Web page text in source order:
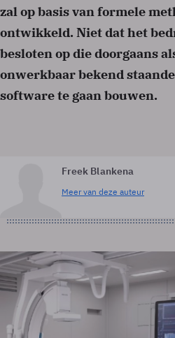
zal op basis van formele
ontwikkeld. Niet dat het
besloten op die doorgaans
onwerkbaar bekend
software te gaan bouwen.
Freek Blankena
Meer van deze auteur